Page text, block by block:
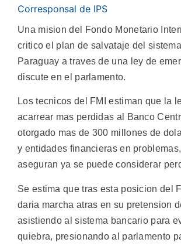
Corresponsal de IPS
Una mision del Fondo Monetario
critico el plan de salvataje del
Paraguay a traves de una ley de
discute en el parlamento.
Los tecnicos del FMI estiman que la
acarrear mas perdidas al Banco
otorgado mas de 300 millones de
y entidades financieras en
aseguran ya se puede considerar
Se estima que tras esta posicion del
daria marcha atras en su pretension
asistiendo al sistema bancario para
quiebra, presionando al parlamento